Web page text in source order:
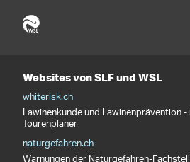
Websites von SLF und WSL
whiterisk.ch
Lawinenkunde und Lawinenprävention
Tourenplaner
naturgefahren.ch